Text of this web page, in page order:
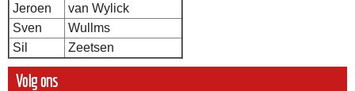
Jeroen
van Wylick
Sven
Wullms
Sil
Zeetsen
Volg ons